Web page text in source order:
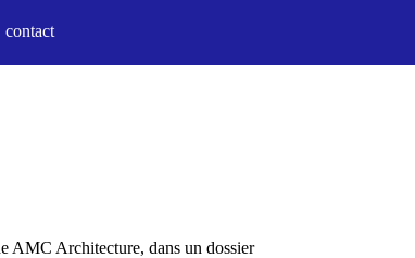
contact
AMC Architecture, dans un dossier